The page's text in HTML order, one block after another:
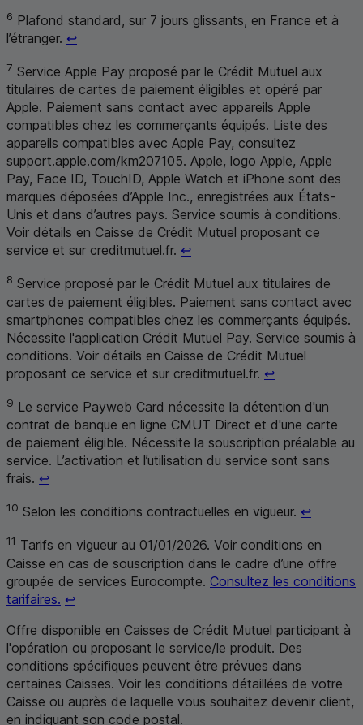
6 Plafond standard, sur 7 jours glissants, en France et à
l’étranger. ↩Retour au renvoi 6
7 Service Apple Pay proposé par le Crédit Mutuel aux
titulaires de cartes de paiement éligibles et opéré par
Apple. Paiement sans contact avec appareils Apple
compatibles chez les commerçants équipés. Liste des
appareils compatibles avec Apple Pay, consultez
support.apple.com/km207105. Apple, logo Apple, Apple
Pay, Face ID, TouchID, Apple Watch et iPhone sont des
marques déposées d’Apple Inc., enregistrées aux États-
Unis et dans d’autres pays. Service soumis à conditions.
Voir détails en Caisse de Crédit Mutuel proposant ce
service et sur creditmutuel.fr. ↩Retour au renvoi 7
8 Service proposé par le Crédit Mutuel aux titulaires de
cartes de paiement éligibles. Paiement sans contact avec
smartphones compatibles chez les commerçants équipés.
Nécessite l'application Crédit Mutuel Pay. Service soumis à
conditions. Voir détails en Caisse de Crédit Mutuel
proposant ce service et sur creditmutuel.fr. ↩Retour au
9 Le service Payweb Card nécessite la détention d'un
contrat de banque en ligne CMUT Direct et d'une carte
de paiement éligible. Nécessite la souscription préalable au
service. L’activation et l’utilisation du service sont sans
frais. ↩Retour au renvoi 9
10 Selon les conditions contractuelles en vigueur. ↩Retour
11 Tarifs en vigueur au 01/01/2026. Voir conditions en
Caisse en cas de souscription dans le cadre d’une offre
groupée de services Eurocompte. Consultez les conditions
tarifaires. ↩Retour au renvoi 11
Offre disponible en Caisses de Crédit Mutuel participant à
l'opération ou proposant le service/le produit. Des
conditions spécifiques peuvent être prévues dans
certaines Caisses. Voir les conditions détaillées de votre
Caisse ou auprès de laquelle vous souhaitez devenir client,
en indiquant son code postal.